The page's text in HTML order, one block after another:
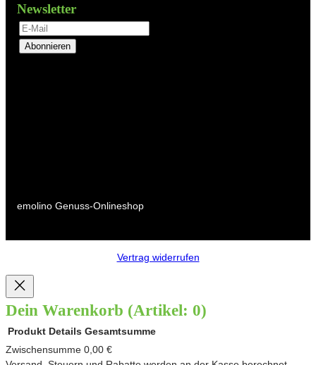
Newsletter
Abonnieren
emolino Genuss-Onlineshop
Vertrag widerrufen
Dein Warenkorb (Artikel: 0)
Produkte
Produkt Details Gesamtsumme
Zwischensumme 0,00 €